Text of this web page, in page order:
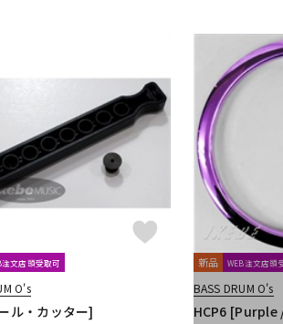
管楽器
DTM オンラ
イン納品
ヴィンテージ
注文店頭受取可
O's
ル・カッター]
新品 WEB注文店頭
BASS DRUM O's
HCP6 [Purple